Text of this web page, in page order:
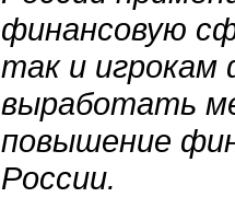
финансовую
так и игрокам
выработать
повышение
России.